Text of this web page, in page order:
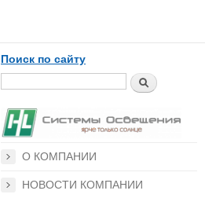
Поиск по сайту
Поиск
О КОМПАНИИ
НОВОСТИ КОМПАНИИ